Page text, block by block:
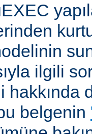
ilgili
hakkında
belgenin